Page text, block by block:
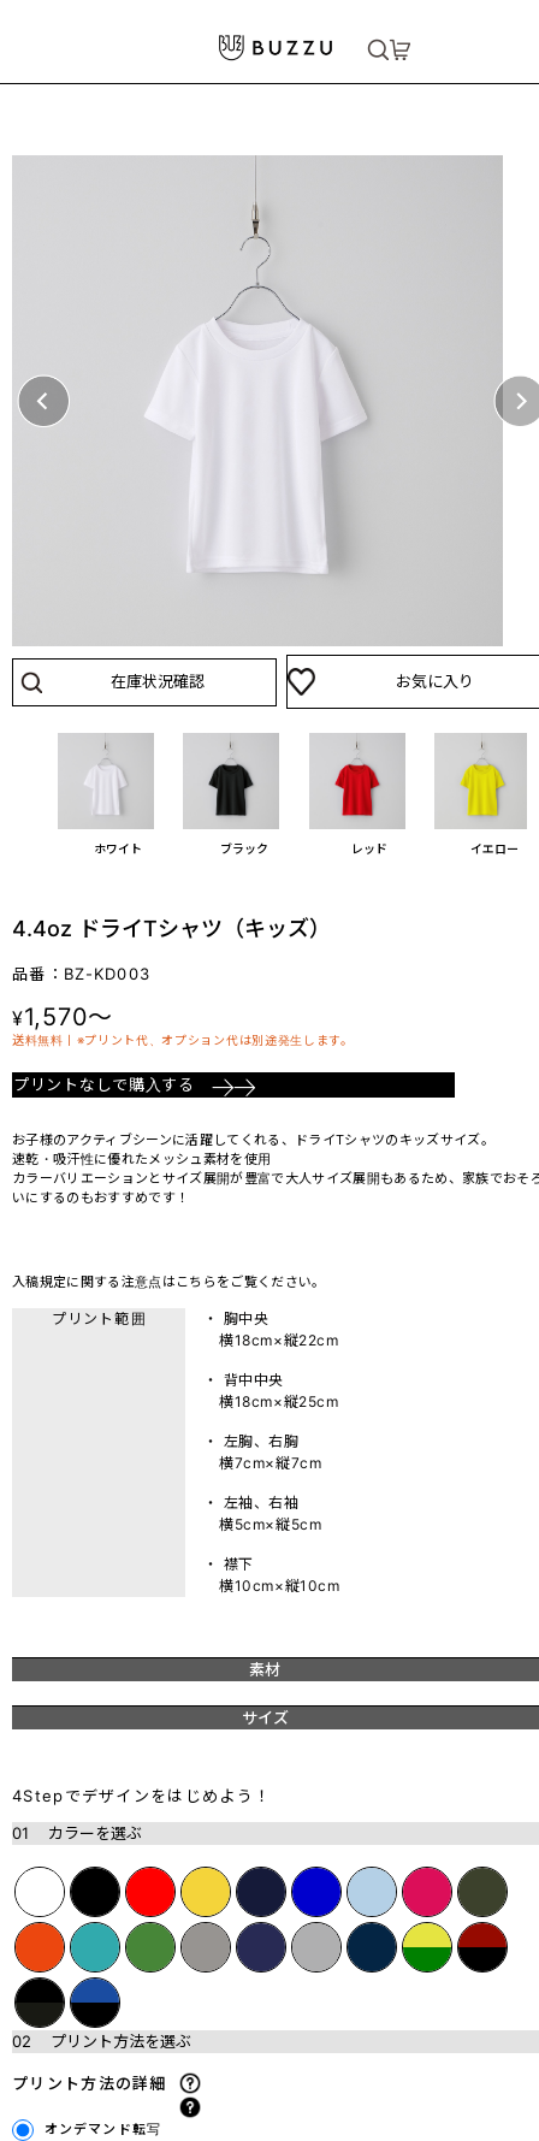
4.4oz ドライTシャツ（キッズ）
在庫状況確認 お気に入り
ホワイト ブラック レッド イエロー
4.4oz ドライTシャツ（キッズ）
品番：BZ-KD003
¥1,570～
送料無料丨※プリント代、オプション代は別途発生します。
プリントなしで購入する
お子様のアクティブシーンに活躍してくれる、ドライTシャツのキッズサイズ。
速乾・吸汗性に優れたメッシュ素材を使用
カラーバリエーションとサイズ展開が豊富で大人サイズ展開もあるため、家族でおそ
いにするのもおすすめです！
入稿規定に関する注意点は こちら をご覧ください。
プリント範囲
・ 胸中央
横18cm×縦22cm
・ 背中中央
横18cm×縦25cm
・ 左胸、右胸
横7cm×縦7cm
・ 左袖、右袖
横5cm×縦5cm
・ 襟下
横10cm×縦10cm
素材
サイズ
4Stepでデザインをはじめよう！
01
カラーを選ぶ
02 プリント方法を選ぶ
プリント方法の詳細
オンデマンド転写